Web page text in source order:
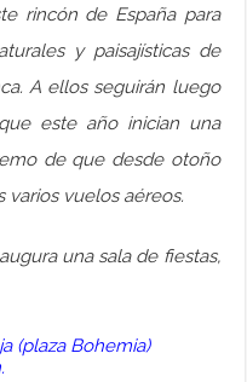
rincón de España para
y paisajísticas de
A ellos seguirán luego
este año inician una
de que desde otoño
varios vuelos aéreos.
una sala de fiestas,